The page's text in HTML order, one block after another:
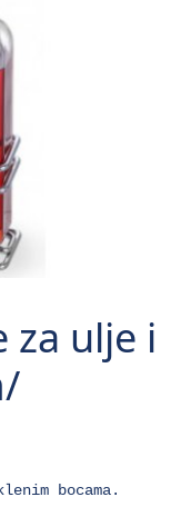
za ulje i
bocama.